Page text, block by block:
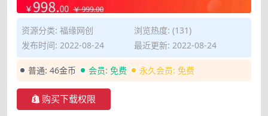
资源分类: 福缘网创
浏览热度: (131)
发布时间: 2022-08-24
最近更新: 2022-08-24
普通: 46金币 会员: 免费 永久会员: 免费
购买下载权限